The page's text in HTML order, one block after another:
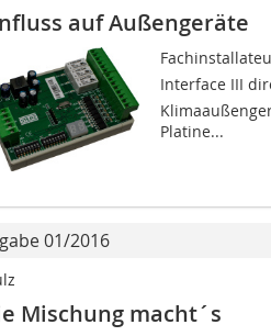
auf Außengeräte
Interface III
Platine...
01/2016
Mischung macht´s